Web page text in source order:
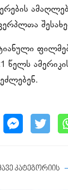
წელს
კატეგორიის